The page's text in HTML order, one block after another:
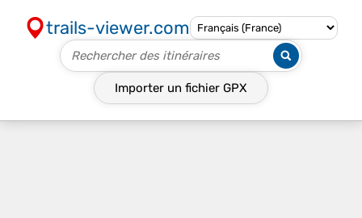
trails-viewer.com
Importer un fichier GPX